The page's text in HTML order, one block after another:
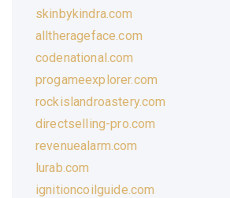
skinbykindra.com
alltherageface.com
codenational.com
progameexplorer.com
rockislandroastery.com
directselling-pro.com
revenuealarm.com
lurab.com
ignitioncoilguide.com